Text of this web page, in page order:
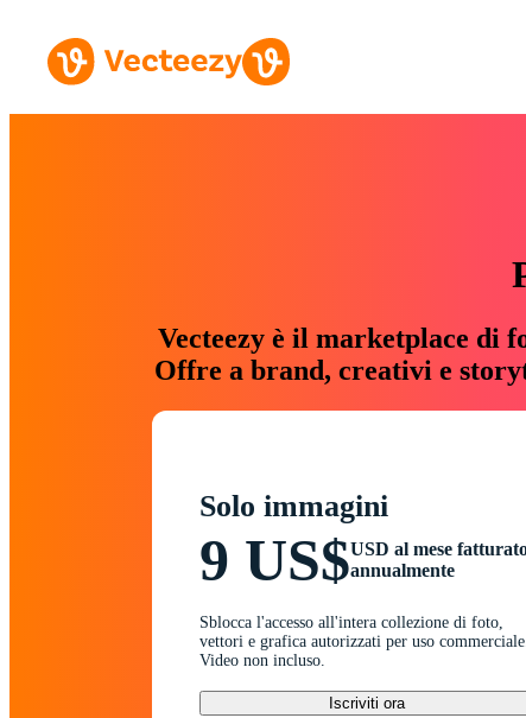
Vecteezy è il marketplace di
Offre a brand, creativi e
Solo immagini
9 US$USD al mese
annualmente
Sblocca l'accesso all'intera collezione di foto,
vettori e grafica autorizzati per uso commerciale.
Video non incluso.
Iscriviti ora